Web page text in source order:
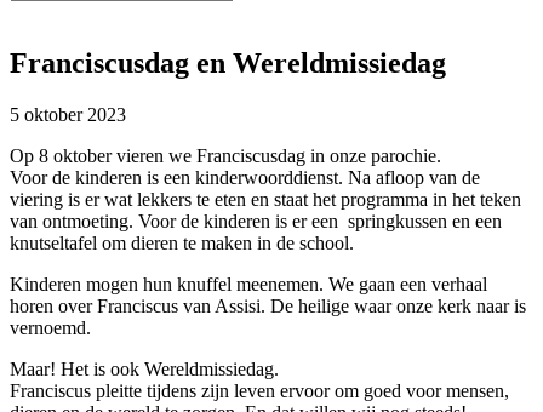
Franciscusdag en Wereldmissiedag
5 oktober 2023
Op 8 oktober vieren we Franciscusdag in onze parochie.
Voor de kinderen is een kinderwoorddienst. Na afloop van de
viering is er wat lekkers te eten en staat het programma in het teken
van ontmoeting. Voor de kinderen is er een springkussen en een
knutseltafel om dieren te maken in de school.
Kinderen mogen hun knuffel meenemen. We gaan een verhaal
horen over Franciscus van Assisi. De heilige waar onze kerk naar is
vernoemd.
Maar! Het is ook Wereldmissiedag.
Franciscus pleitte tijdens zijn leven ervoor om goed voor mensen,